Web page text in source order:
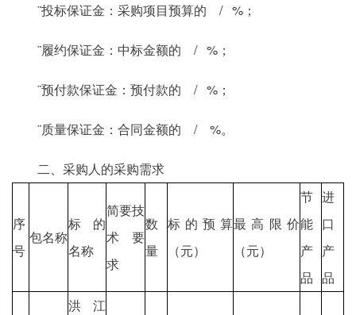
¨投标保证金：采购项目预算的 / %；
¨履约保证金：中标金额的 / %；
¨预付款保证金：预付款的 / %；
¨质量保证金：合同金额的 / %。
二、采购人的采购需求
序
号
包名称
标的
名称
简要技
术 要
求
数
量
标的预算
（元）
最高限价
（元）
节
能
产
品
进
口
产
品
洪江